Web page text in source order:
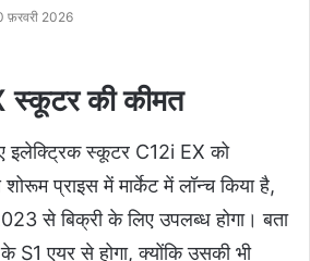
फ़रवरी 2026
स्कूटर की कीमत
इलेक्ट्रिक स्कूटर C12i EX को
प्राइस में मार्केट में लॉन्च किया है,
से बिक्री के लिए उपलब्ध होगा। बता
S1 एयर से होगा, क्योंकि उसकी भी